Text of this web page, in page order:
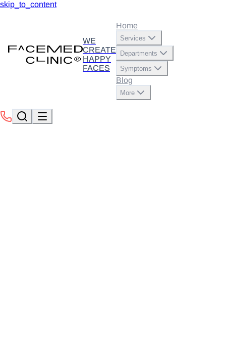
skip_to_content
WE
CREATE
HAPPY
FACES
Home
Services
Departments
Symptoms
Blog
More